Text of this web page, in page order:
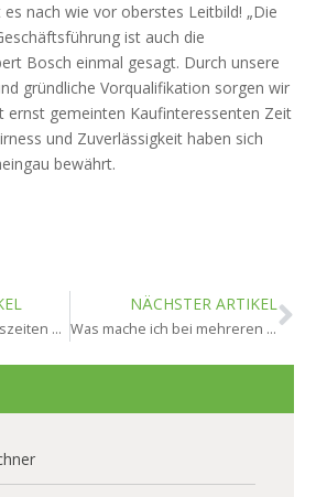
nach wie vor oberstes Leitbild! „Die
ist auch die
Bosch einmal gesagt. Durch unsere
gründliche Vorqualifikation sorgen wir
ernst gemeinten Kaufinteressenten Zeit
und Zuverlässigkeit haben sich
bewährt.
Welche Besichtigungszeiten sind in Rheingau optimal?
NÄCHSTER ARTIKEL
Was mache ich bei mehreren Kaufangeboten in Rheingau?